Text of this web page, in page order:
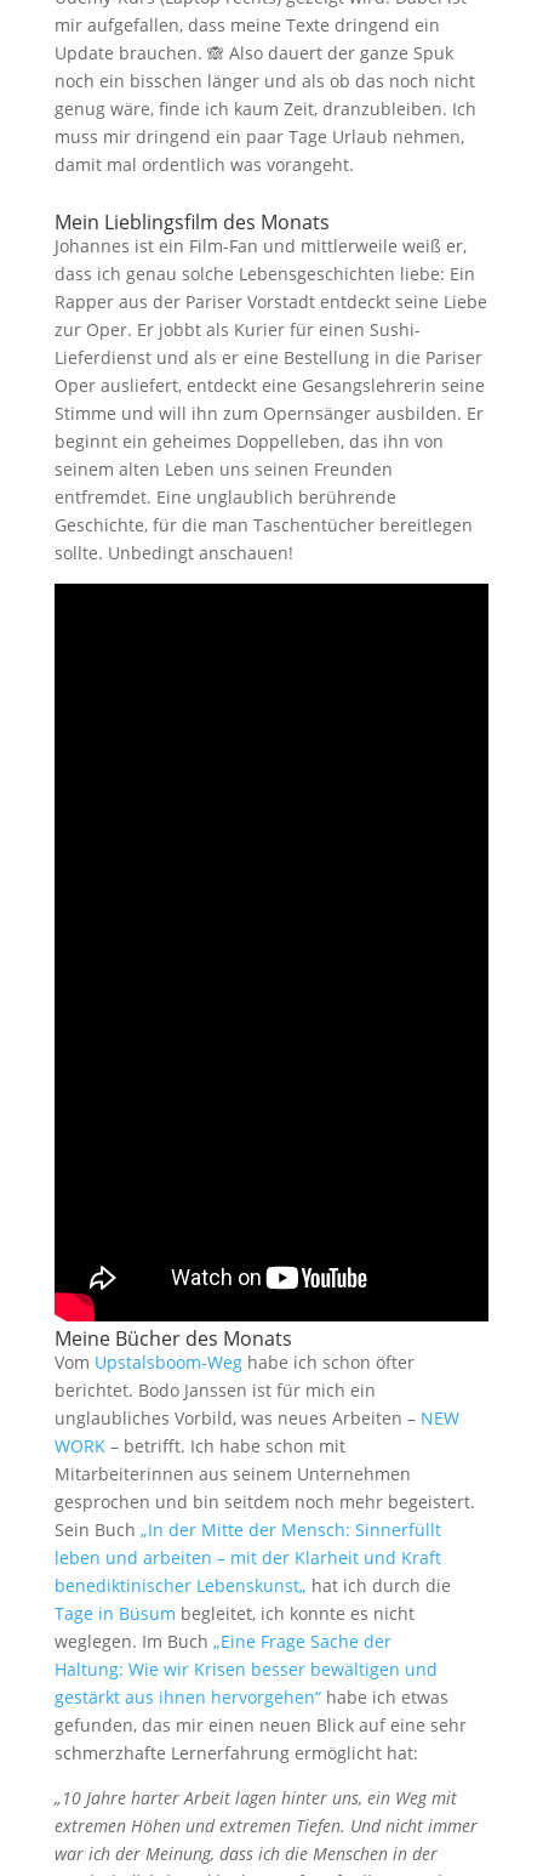
mir aufgefallen, dass meine Texte dringend ein
Update brauchen. 🙈 Also dauert der ganze Spuk
noch ein bisschen länger und als ob das noch nicht
genug wäre, finde ich kaum Zeit, dranzubleiben. Ich
muss mir dringend ein paar Tage Urlaub nehmen,
damit mal ordentlich was vorangeht.
Mein Lieblingsfilm des Monats
Johannes ist ein Film-Fan und mittlerweile weiß er,
dass ich genau solche Lebensgeschichten liebe: Ein
Rapper aus der Pariser Vorstadt entdeckt seine Liebe
zur Oper. Er jobbt als Kurier für einen Sushi-
Lieferdienst und als er eine Bestellung in die Pariser
Oper ausliefert, entdeckt eine Gesangslehrerin seine
Stimme und will ihn zum Opernsänger aus­bilden. Er
beginnt ein geheimes Doppel­leben, das ihn von
seinem alten Leben uns seinen Freunden
entfremdet. Eine unglaublich berührende
Geschichte, für die man Taschentücher bereitlegen
sollte. Unbedingt anschauen!
Meine Bücher des Monats
Vom Upstalsboom-Weghabe ich schon öfter
berichtet. Bodo Janssen ist für mich ein
unglaubliches Vorbild, was neues Arbeiten – NEW
WORK– betrifft. Ich habe schon mit
Mitarbeiterinnen aus seinem Unternehmen
gesprochen und bin seitdem noch mehr begeistert.
Sein Buch „In der Mitte der Mensch: Sinnerfüllt
leben und arbeiten – mit der Klarheit und Kraft
benediktinischer Lebenskunst„ hat ich durch die
Tage in Büsum begleitet, ich konnte es nicht
weglegen. Im Buch „Eine Frage Sache der
Haltung: Wie wir Krisen besser bewältigen und
gestärkt aus ihnen hervorgehen“habe ich etwas
gefunden, das mir einen neuen Blick auf eine sehr
schmerzhafte Lernerfahrung ermöglicht hat:
„10 Jahre harter Arbeit lagen hinter uns, ein Weg mit
extremen Höhen und extremen Tiefen. Und nicht immer
war ich der Meinung, dass ich die Menschen in der